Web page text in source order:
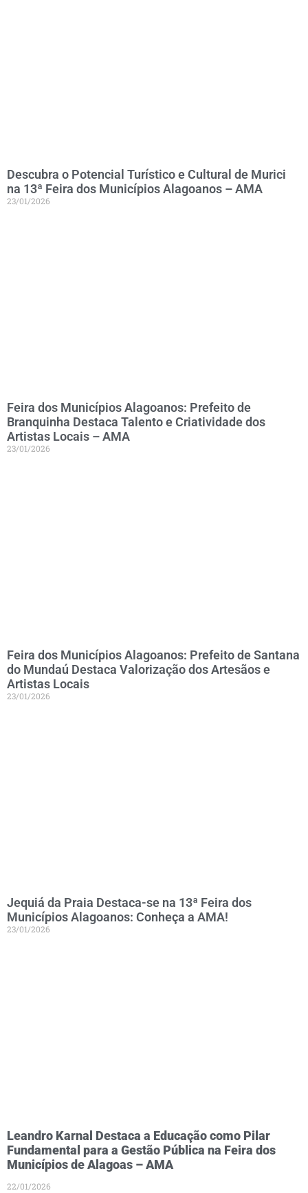
Descubra o Potencial Turístico e Cultural de Murici
na 13ª Feira dos Municípios Alagoanos – AMA
23/01/2026
Feira dos Municípios Alagoanos: Prefeito de
Branquinha Destaca Talento e Criatividade dos
Artistas Locais – AMA
23/01/2026
Feira dos Municípios Alagoanos: Prefeito de Santana
do Mundaú Destaca Valorização dos Artesãos e
Artistas Locais
23/01/2026
Jequiá da Praia Destaca-se na 13ª Feira dos
Municípios Alagoanos: Conheça a AMA!
23/01/2026
Leandro Karnal Destaca a Educação como Pilar
Fundamental para a Gestão Pública na Feira dos
Municípios de Alagoas – AMA
22/01/2026